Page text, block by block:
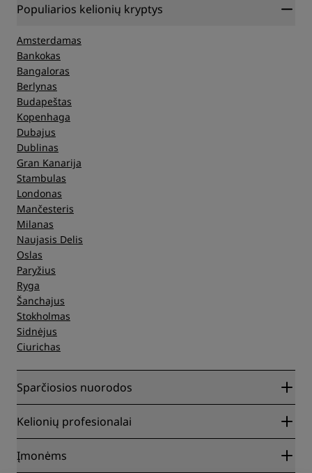
Populiarios kelionių kryptys
Amsterdamas
Bankokas
Bangaloras
Berlynas
Budapeštas
Kopenhaga
Dubajus
Dublinas
Gran Kanarija
Stambulas
Londonas
Mančesteris
Milanas
Naujasis Delis
Oslas
Paryžius
Ryga
Šanchajus
Stokholmas
Sidnėjus
Ciurichas
Sparčiosios nuorodos
Radisson Rewards
Blog
Kelionių tikslai
Kelionių profesionalai
Partneriai
Įmonėms